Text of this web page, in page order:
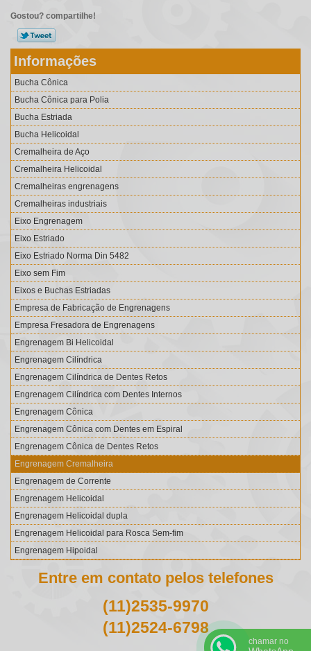
Gostou? compartilhe!
Informações
Bucha Cônica
Bucha Cônica para Polia
Bucha Estriada
Bucha Helicoidal
Cremalheira de Aço
Cremalheira Helicoidal
Cremalheiras engrenagens
Cremalheiras industriais
Eixo Engrenagem
Eixo Estriado
Eixo Estriado Norma Din 5482
Eixo sem Fim
Eixos e Buchas Estriadas
Empresa de Fabricação de Engrenagens
Empresa Fresadora de Engrenagens
Engrenagem Bi Helicoidal
Engrenagem Cilíndrica
Engrenagem Cilíndrica de Dentes Retos
Engrenagem Cilíndrica com Dentes Internos
Engrenagem Cônica
Engrenagem Cônica com Dentes em Espiral
Engrenagem Cônica de Dentes Retos
Engrenagem Cremalheira
Engrenagem de Corrente
Engrenagem Helicoidal
Engrenagem Helicoidal dupla
Engrenagem Helicoidal para Rosca Sem-fim
Engrenagem Hipoidal
Engrenagem para Corrente Silenciosa
Engrenagem para Redutor
Engrenagem Rosca sem Fim
Entre em contato pelos telefones
(11)2535-9970
(11)2524-6798
chamar no